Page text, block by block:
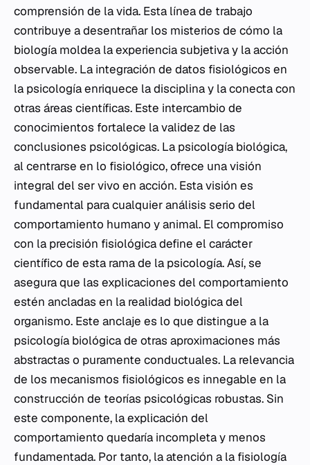
comprensión de la vida. Esta línea de trabajo
contribuye a desentrañar los misterios de cómo la
biología moldea la experiencia subjetiva y la acción
observable. La integración de datos fisiológicos en
la psicología enriquece la disciplina y la conecta con
otras áreas científicas. Este intercambio de
conocimientos fortalece la validez de las
conclusiones psicológicas. La psicología biológica,
al centrarse en lo fisiológico, ofrece una visión
integral del ser vivo en acción. Esta visión es
fundamental para cualquier análisis serio del
comportamiento humano y animal. El compromiso
con la precisión fisiológica define el carácter
científico de esta rama de la psicología. Así, se
asegura que las explicaciones del comportamiento
estén ancladas en la realidad biológica del
organismo. Este anclaje es lo que distingue a la
psicología biológica de otras aproximaciones más
abstractas o puramente conductuales. La relevancia
de los mecanismos fisiológicos es innegable en la
construcción de teorías psicológicas robustas. Sin
este componente, la explicación del
comportamiento quedaría incompleta y menos
fundamentada. Por tanto, la atención a la fisiología